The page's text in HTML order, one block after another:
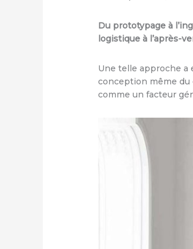
Du prototypage à
logistique à l’après-
Une telle approche a
conception même
comme un facteur